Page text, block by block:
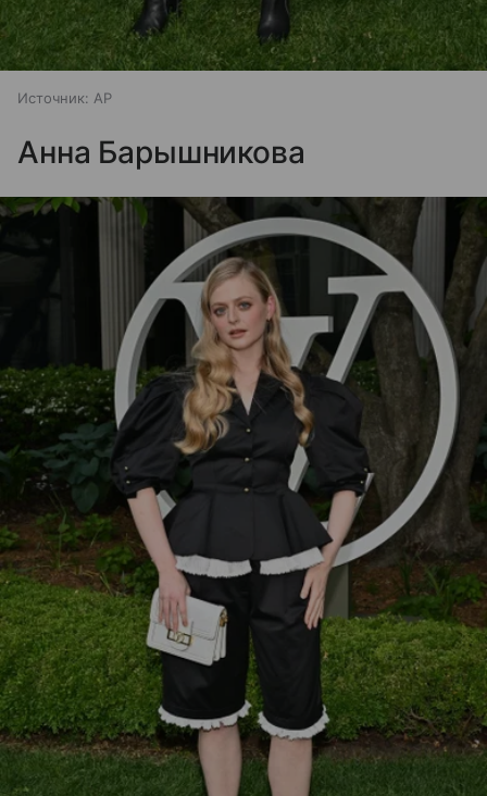
Источник: AP
Анна Барышникова